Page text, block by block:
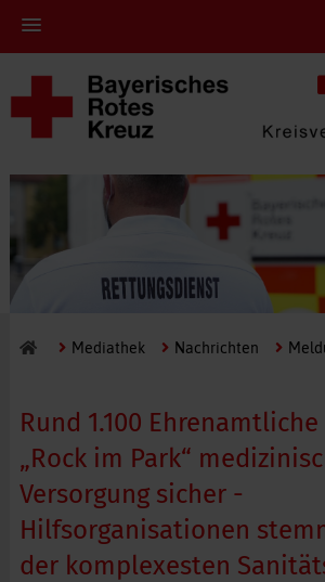
Mediathek Nachrichten
Rund 1.100
„Rock im Park“
Versorgung sicher -
Hilfsorganisationen
der komplexesten